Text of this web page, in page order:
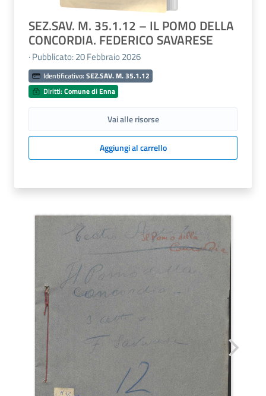
SEZ.SAV. M. 35.1.12 – IL POMO DELLA
CONCORDIA. FEDERICO SAVARESE
· Pubblicato: 20 Febbraio 2026
Identificativo: SEZ.SAV. M. 35.1.12
Diritti:Comune di Enna
Vai alle risorse
Aggiungi al carrello